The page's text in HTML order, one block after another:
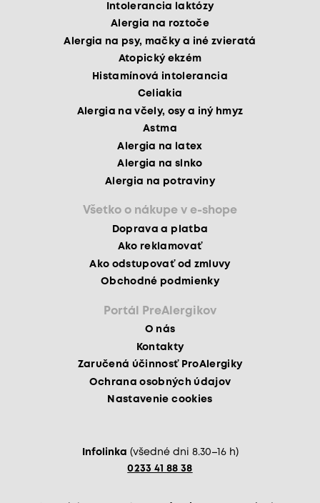
Intolerancia laktózy
Alergia na roztoče
Alergia na psy, mačky a iné zvieratá
Atopický ekzém
Histamínová intolerancia
Celiakia
Alergia na včely, osy a iný hmyz
Astma
Alergia na latex
Alergia na slnko
Alergia na potraviny
Všetko o nákupe v e-shope
Doprava a platba
Ako reklamovať
Ako odstupovať od zmluvy
Obchodné podmienky
Portál PreAlergikov
O nás
Kontakty
Zaručená účinnosť ProAlergiky
Ochrana osobných údajov
Nastavenie cookies
Infolinka (všedné dni 8.30–16 h)
0233 41 88 38